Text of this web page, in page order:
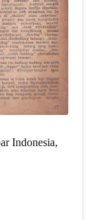
Indonesia,